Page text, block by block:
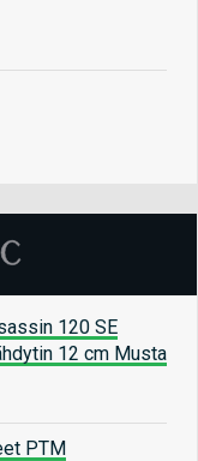
120 SE
12 cm Musta
PTM